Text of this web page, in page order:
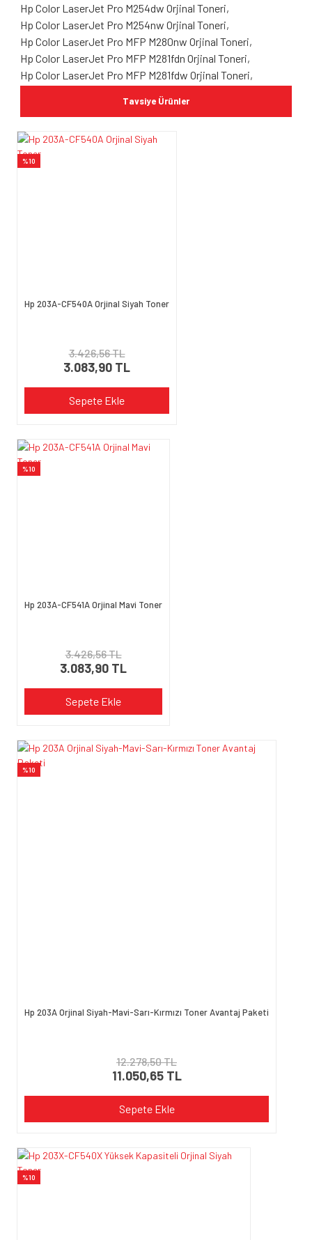
Hp Color LaserJet Pro M254dw Orjinal Toneri,
Hp Color LaserJet Pro M254nw Orjinal Toneri,
Hp Color LaserJet Pro MFP M280nw Orjinal Toneri,
Hp Color LaserJet Pro MFP M281fdn Orjinal Toneri,
Hp Color LaserJet Pro MFP M281fdw Orjinal Toneri,
Bu ürünün fiyat bilgisi, resim, ürün açıklamalarında ve
formunu kullanarak tarafımıza iletebilirsiniz.
Görüş ve önerileriniz için teşekkür ederiz.
Tavsiye Ürünler
%10
Hp 203A-CF540A Orjinal Siyah Toner
3.426,56 TL
3.083,90 TL
Sepete Ekle
%10
Hp 203A-CF541A Orjinal Mavi Toner
3.426,56 TL
3.083,90 TL
Sepete Ekle
%10
Hp 203A Orjinal Siyah-Mavi-Sarı-Kırmızı Toner Avantaj Paketi
12.278,50 TL
11.050,65 TL
Sepete Ekle
%10